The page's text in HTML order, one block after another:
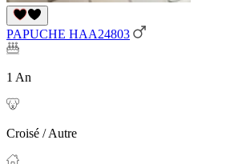
PAPUCHE HAA24803
1 An
Croisé / Autre